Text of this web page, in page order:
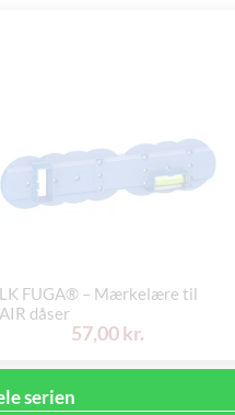
LK FUGA® – Mærkelære til
AIR dåser
57,00 kr.
serien